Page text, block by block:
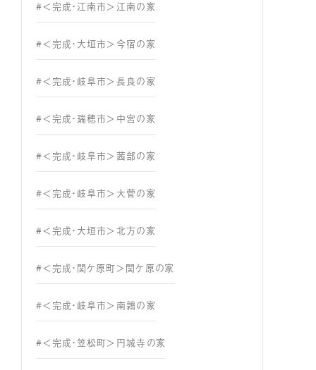
#＜完成・江南市＞江南の家
#＜完成・大垣市＞今宿の家
#＜完成・岐阜市＞長良の家
#＜完成・瑞穂市＞中宮の家
#＜完成・岐阜市＞茜部の家
#＜完成・岐阜市＞大菅の家
#＜完成・大垣市＞北方の家
#＜完成・関ケ原町＞関ケ原の家
#＜完成・岐阜市＞南鶉の家
#＜完成・笠松町＞円城寺の家